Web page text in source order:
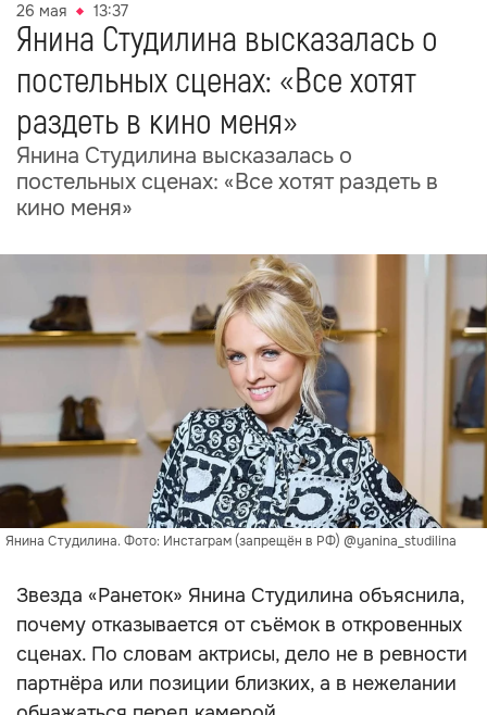
26 мая 13:37
Янина Студилина высказалась о
постельных сценах: «Все хотят
раздеть в кино меня»
Янина Студилина высказалась о
постельных сценах: «Все хотят раздеть в
кино меня»
Янина Студилина. Фото: Инстаграм (запрещён в РФ) @yanina_studilina
Звезда «Ранеток» Янина Студилина объяснила,
почему отказывается от съёмок в откровенных
сценах. По словам актрисы, дело не в ревности
партнёра или позиции близких, а в нежелании